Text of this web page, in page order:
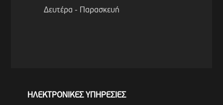
Δευτέρα - Παρασκευή
ΗΛΕΚΤΡΟΝΙΚΕΣ ΥΠΗΡΕΣΙΕΣ